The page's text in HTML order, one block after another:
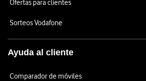
Ofertas para clientes
Sorteos Vodafone
Ayuda al cliente
Comparador de móviles